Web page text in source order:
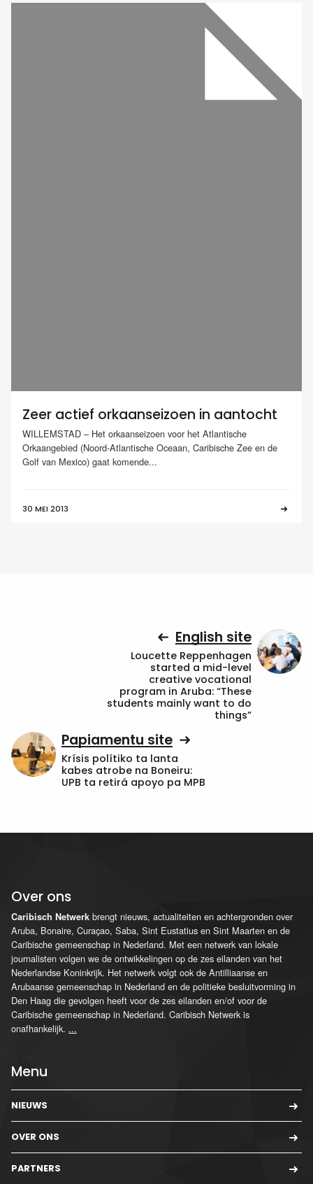
Zeer actief orkaanseizoen in aantocht
WILLEMSTAD – Het orkaanseizoen voor het Atlantische
Orkaangebied (Noord-Atlantische Oceaan, Caribische Zee en de
Golf van Mexico) gaat komende...
30 MEI 2013
English site
Loucette Reppenhagen
started a mid-level
creative vocational
program in Aruba: “These
students mainly want to do
things”
Papiamentu site
Krísis polítiko ta lanta
kabes atrobe na Boneiru:
UPB ta retirá apoyo pa MPB
Over ons
Caribisch Netwerk brengt nieuws, actualiteiten en achtergronden over
Aruba, Bonaire, Curaçao, Saba, Sint Eustatius en Sint Maarten en de
Caribische gemeenschap in Nederland. Met een netwerk van lokale
journalisten volgen we de ontwikkelingen op de zes eilanden van het
Nederlandse Koninkrijk. Het netwerk volgt ook de Antilliaanse en
Arubaanse gemeenschap in Nederland en de politieke besluitvorming in
Den Haag die gevolgen heeft voor de zes eilanden en/of voor de
Caribische gemeenschap in Nederland. Caribisch Netwerk is
onafhankelijk. ...
Menu
NIEUWS
OVER ONS
PARTNERS